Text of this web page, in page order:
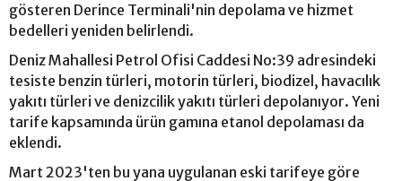
gösteren Derince Terminali'nin depolama ve hizmet
bedelleri yeniden belirlendi.
Deniz Mahallesi Petrol Ofisi Caddesi No:39 adresindeki
tesiste benzin türleri, motorin türleri, biodizel, havacılık
yakıtı türleri ve denizcilik yakıtı türleri depolanıyor. Yeni
tarife kapsamında ürün gamına etanol depolaması da
eklendi.
Mart 2023'ten bu yana uygulanan eski tarifeye göre